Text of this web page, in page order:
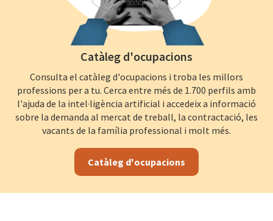
Catàleg d'ocupacions
Consulta el catàleg d'ocupacions i troba les millors
professions per a tu. Cerca entre més de 1.700 perfils amb
l'ajuda de la intel·ligència artificial i accedeix a informació
sobre la demanda al mercat de treball, la contractació, les
vacants de la família professional i molt més.
Catàleg d'ocupacions